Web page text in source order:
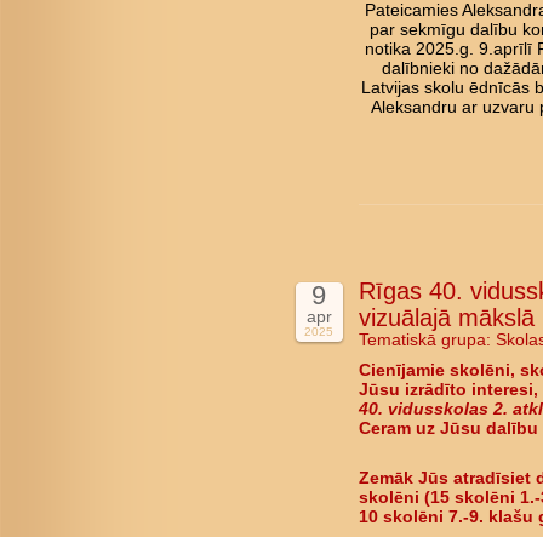
Pateicamies
par sekmīgu dalību
notika 2025.g. 9.aprīlī
dalībnieki no
Latvijas skolu ēdnīcās
Aleksandru ar uzvaru
9
apr
2025
Rīgas 40.
vizuālajā
Tematiskā grupa:
Cienījamie skolēni,
Jūsu izrādīto
40. vidusskolas 2.
Ceram uz Jūsu
Zemāk Jūs atradīsiet
skolēni (15 skolēni
10 skolēni 7.-9. klašu